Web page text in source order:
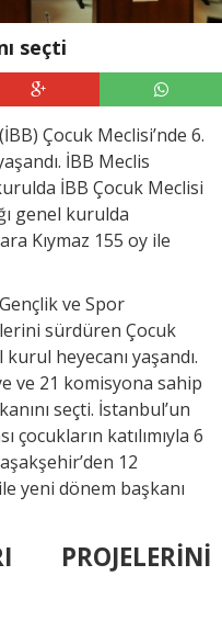
seçti
Çocuk Meclisi’nde 6.
İBB Meclis
İBB Çocuk Meclisi
genel kurulda
Kıymaz 155 oy ile
ve Spor
sürdüren Çocuk
heyecanı yaşandı.
ve 21 komisyona sahip
seçti. İstanbul’un
çocukların katılımıyla 6
12
yeni dönem başkanı
PROJELERİNİ